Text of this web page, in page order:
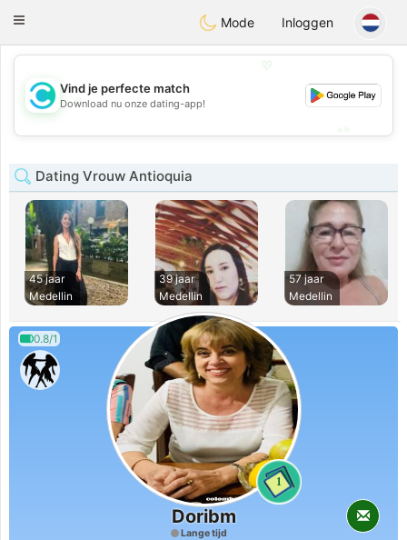
olombiaCitas
Toggle
Mode Inloggen
💖
💕
Vind je perfecte match
Download nu onze dating-app!
Dating Vrouw Antioquia
45 jaar
Medellin
39 jaar
Medellin
57 jaar
Medellin
0.8/1
1
Doribm
Lange tijd